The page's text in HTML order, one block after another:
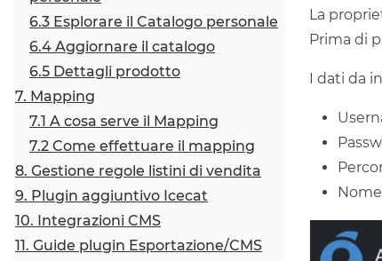
6.3 Esplorare il Catalogo personale
6.4 Aggiornare il catalogo
6.5 Dettagli prodotto
7. Mapping
7.1 A cosa serve il Mapping
7.2 Come effettuare il mapping
8. Gestione regole listini di vendita
9. Plugin aggiuntivo Icecat
10. Integrazioni CMS
11. Guide plugin Esportazione/CMS
La
Prima di
I dati da